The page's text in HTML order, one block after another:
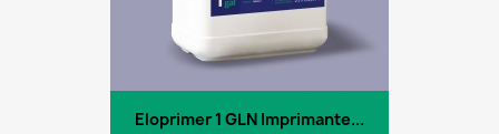
Eloprimer 1 GLN Imprimante...